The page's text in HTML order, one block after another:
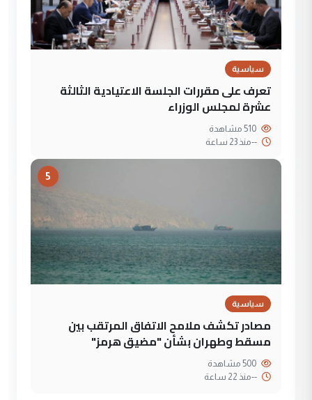
سياسية
تعرف على مقررات الجلسة الاعتيادية الثالثة
عشرة لمجلس الوزراء
--منذ 23 ساعة
5
سياسية
مصادر تكشف ملامح الاتفاق المرتقب بين
مسقط وطهران بشأن "مضيق هرمز"
--منذ 22 ساعة